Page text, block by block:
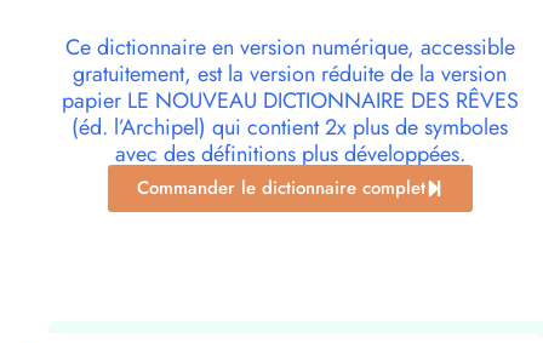
Ce dictionnaire en version numérique, accessible
gratuitement, est la version réduite de la version
papier LE NOUVEAU DICTIONNAIRE DES RÊVES
(éd. l’Archipel) qui contient 2x plus de symboles
avec des définitions plus développées.
Commander le dictionnaire complet